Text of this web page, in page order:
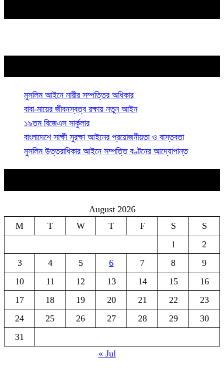
মুসলিম আইনে নারীর সম্পত্তির অধিকার
বাবা-মায়ের জীবনস্বত্ব রক্ষায় নতুন আইন
১৯তম বিজেএস সার্কুলার
বাংলাদেশে সাক্ষী সুরক্ষা আইনের প্রয়োজনীয়তা ও বাস্তবতা
মুসলিম উত্তরাধিকার আইনে সম্পত্তি বণ্টনের আদ্যোপান্ত
August 2026
M
T W T F S
S
1
2
3
4 5 6 7 8
9
10
11 12 13 14 15
16
17
18 19 20 21 22
23
24
25 26 27 28 29
30
31
« Jul